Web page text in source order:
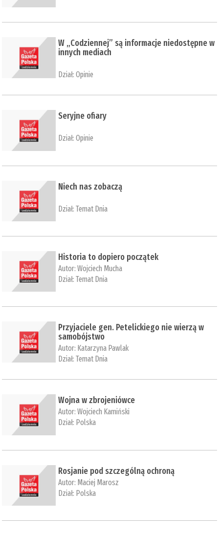
W „Codziennej” są informacje niedostępne w
innych mediach
Dział:Opinie
Seryjne ofiary
Dział:Opinie
Niech nas zobaczą
Dział:Temat Dnia
Historia to dopiero początek
Autor:Wojciech Mucha
Dział:Temat Dnia
Przyjaciele gen. Petelickiego nie wierzą w
samobójstwo
Autor: Katarzyna Pawlak
Dział:Temat Dnia
Wojna w zbrojeniówce
Autor:Wojciech Kamiński
Dział: Polska
Rosjanie pod szczególną ochroną
Autor: Maciej Marosz
Dział: Polska